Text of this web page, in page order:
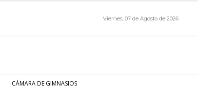
Viernes, 07 de Agosto de 2026
CÁMARA DE GIMNASIOS